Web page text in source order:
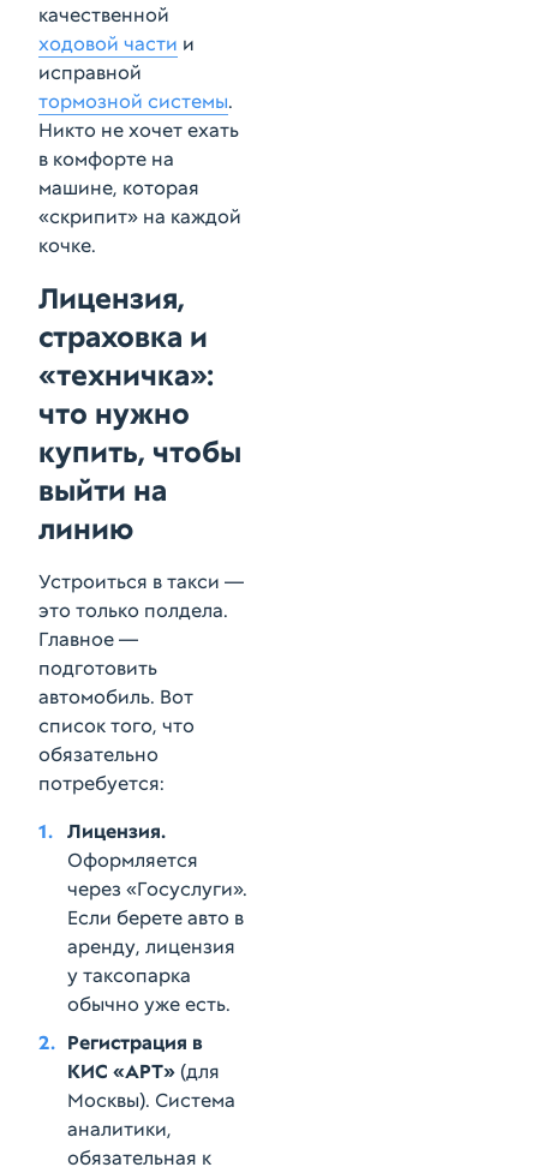
качественной
ходовой части и
исправной
тормозной системы.
Никто не хочет ехать
в комфорте на
машине, которая
«скрипит» на каждой
кочке.
Лицензия,
страховка и
«техничка»:
что нужно
купить, чтобы
выйти на
линию
Устроиться в такси —
это только полдела.
Главное —
подготовить
автомобиль. Вот
список того, что
обязательно
потребуется:
Лицензия.
Оформляется
через «Госуслуги».
Если берете авто в
аренду, лицензия
у таксопарка
обычно уже есть.
Регистрация в
КИС «АРТ» (для
Москвы). Система
аналитики,
обязательная к